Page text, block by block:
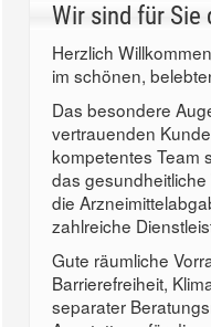
Wir sind für Sie
Herzlich
im schönen,
Das besondere
vertrauenden
kompetentes Team
das
die
zahlreiche
Gute räumliche
Barrierefreiheit,
separater